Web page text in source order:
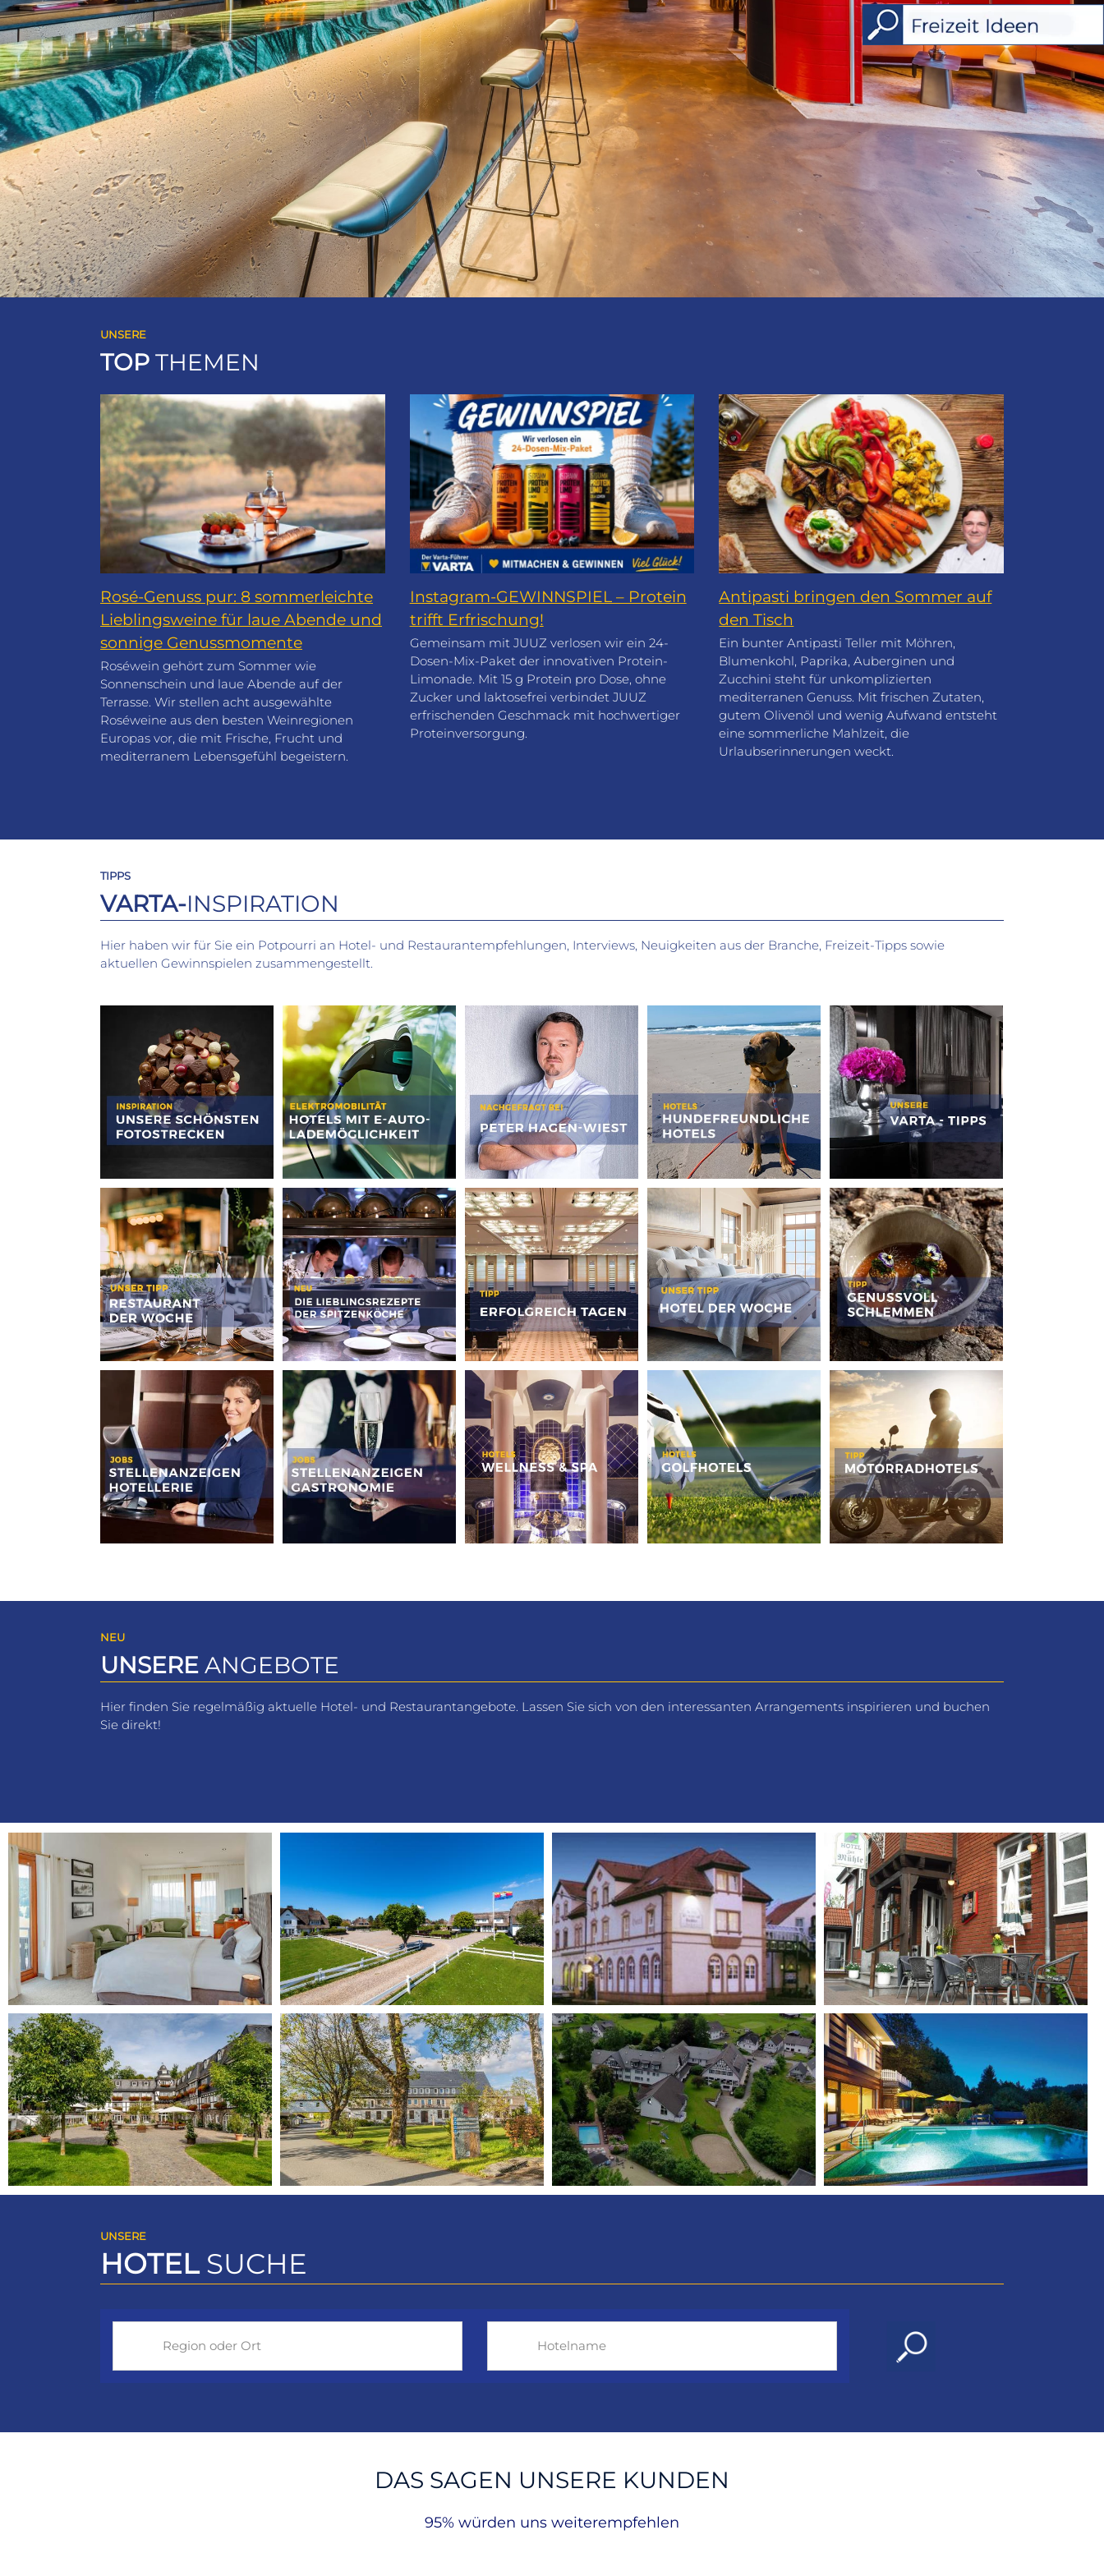
UNSERE
TOP THEMEN
Rosé-Genuss pur: 8 sommerleichte
Lieblingsweine für laue Abende und
sonnige Genussmomente
Roséwein gehört zum Sommer wie
Sonnenschein und laue Abende auf der
Terrasse. Wir stellen acht ausgewählte
Roséweine aus den besten Weinregionen
Europas vor, die mit Frische, Frucht und
mediterranem Lebensgefühl begeistern.
Instagram-GEWINNSPIEL – Protein
trifft Erfrischung!
Gemeinsam mit JUUZ verlosen wir ein 24-
Dosen-Mix-Paket der innovativen Protein-
Limonade. Mit 15 g Protein pro Dose, ohne
Zucker und laktosefrei verbindet JUUZ
erfrischenden Geschmack mit hochwertiger
Proteinversorgung.
Antipasti bringen den Sommer auf
den Tisch
Ein bunter Antipasti Teller mit Möhren,
Blumenkohl, Paprika, Auberginen und
Zucchini steht für unkomplizierten
mediterranen Genuss. Mit frischen Zutaten,
gutem Olivenöl und wenig Aufwand entsteht
eine sommerliche Mahlzeit, die
Urlaubserinnerungen weckt.
TIPPS
VARTA-INSPIRATION
Hier haben wir für Sie ein Potpourri an Hotel- und Restaurantempfehlungen, Interviews, Neuigkeiten aus der Branche, Freizeit-Tipps sowie
aktuellen Gewinnspielen zusammengestellt.
NEU
UNSERE ANGEBOTE
Hier finden Sie regelmäßig aktuelle Hotel- und Restaurantangebote. Lassen Sie sich von den interessanten Arrangements inspirieren und buchen
Sie direkt!
UNSERE
HOTELSUCHE
DAS SAGEN UNSERE KUNDEN
95% würden uns weiterempfehlen